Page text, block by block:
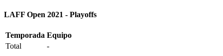
LAFF Open 2021 - Playoffs
Temporada Equipo
Total
-